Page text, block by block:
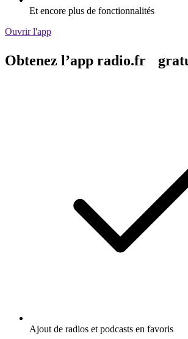
Et encore plus de fonctionnalités
Ouvrir l'app
Obtenez l’app radio.fr
Ajout de radios et podcasts en favoris